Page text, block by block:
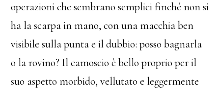
operazioni che sembrano semplici finché non si
ha la scarpa in mano, con una macchia ben
visibile sulla punta e il dubbio: posso bagnarla
o la rovino? Il camoscio è bello proprio per il
suo aspetto morbido, vellutato e leggermente